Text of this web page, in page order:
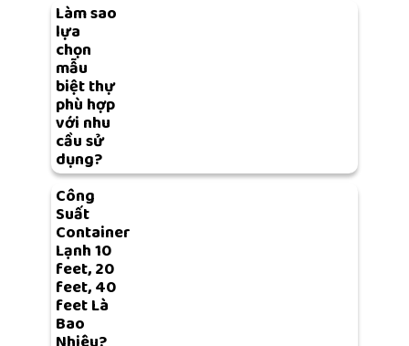
Làm sao
lựa
chọn
mẫu
biệt thự
phù hợp
với nhu
cầu sử
dụng?
Công
Suất
Container
Lạnh 10
feet, 20
feet, 40
feet Là
Bao